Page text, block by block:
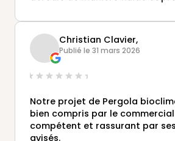
Un grand merci à Laetitia, qui a
accompagner avec sérieux,
réactivité tout au long du
ont été précieux pour nous
soigneux. Le résultat est à la
attentes : un abri de piscine de
parfaitement installé et qui
Christian Clavier,
Publié le 31 mars 2026
Notre projet de Pergola
bien compris par le
compétent et rassurant par
avisés.